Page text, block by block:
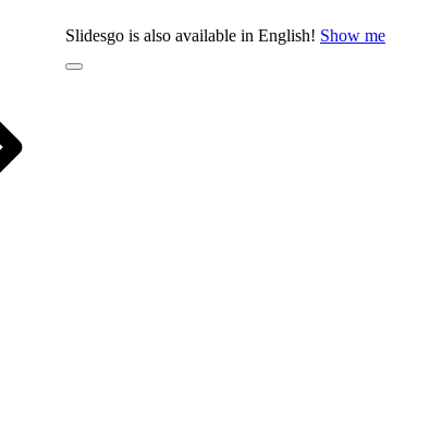
Slidesgo is also available in English! Show me